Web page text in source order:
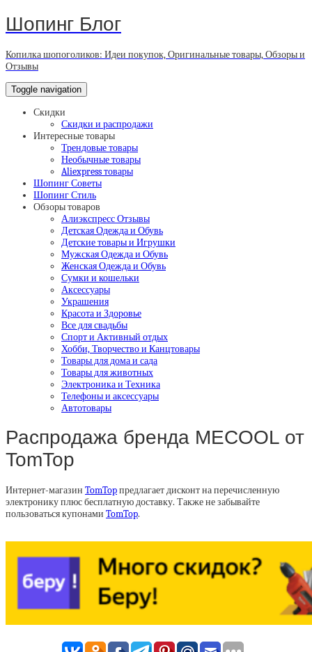
Шопинг Блог
Копилка шопоголиков: Идеи покупок, Оригинальные товары, Обзоры и
Отзывы
Toggle navigation
Скидки
Скидки и распродажи
Интересные товары
Трендовые товары
Необычные товары
Aliexpress товары
Шопинг Советы
Шопинг Стиль
Обзоры товаров
Алиэкспресс Отзывы
Детская Одежда и Обувь
Детские товары и Игрушки
Мужская Одежда и Обувь
Женская Одежда и Обувь
Сумки и кошельки
Аксессуары
Украшения
Красота и Здоровье
Все для свадьбы
Спорт и Активный отдых
Хобби, Творчество и Канцтовары
Товары для дома и сада
Товары для животных
Электроника и Техника
Телефоны и аксессуары
Автотовары
Распродажа бренда MECOOL от
TomTop
Интернет-магазин TomTopпредлагает дисконт на перечисленную
электронику плюс бесплатную доставку. Также не забывайте
пользоваться купонами TomTop.